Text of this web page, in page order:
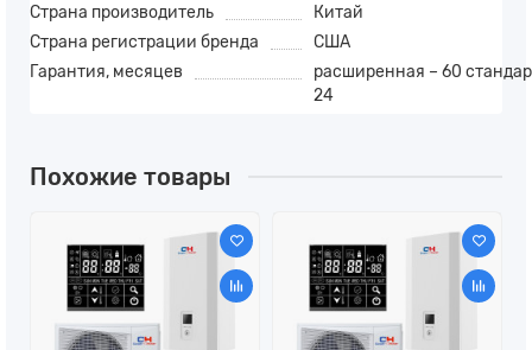
Страна производитель
Китай
Страна регистрации бренда
США
Гарантия, месяцев
расширенная – 60
24
Похожие товары